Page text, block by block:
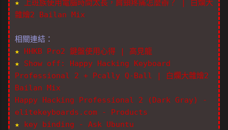
★
上班族使用電腦時間太長，肩頸疼痛怎麼辦？ | 白爛大
雜燴2 Bailan Mix
相關連結：
★
HHKB Pro2 鍵盤使用心得 | 高見龍
★ Show off: Happy Hacking Keyboard
Professional 2 + Pcally Q-Ball | 白爛大雜燴2
Bailan Mix
Happy Hacking Professional 2 (Dark Gray) -
elitekeyboards.com - Products
★
key binding - Ask Ubuntu